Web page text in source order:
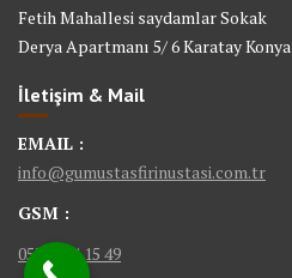
Fetih Mahallesi saydamlar Sokak
Derya Apartmanı 5/ 6 Karatay Konya
İletişim & Mail
EMAIL :
info@gumustasfirinustasi.com.tr
GSM :
0535 884 15 49